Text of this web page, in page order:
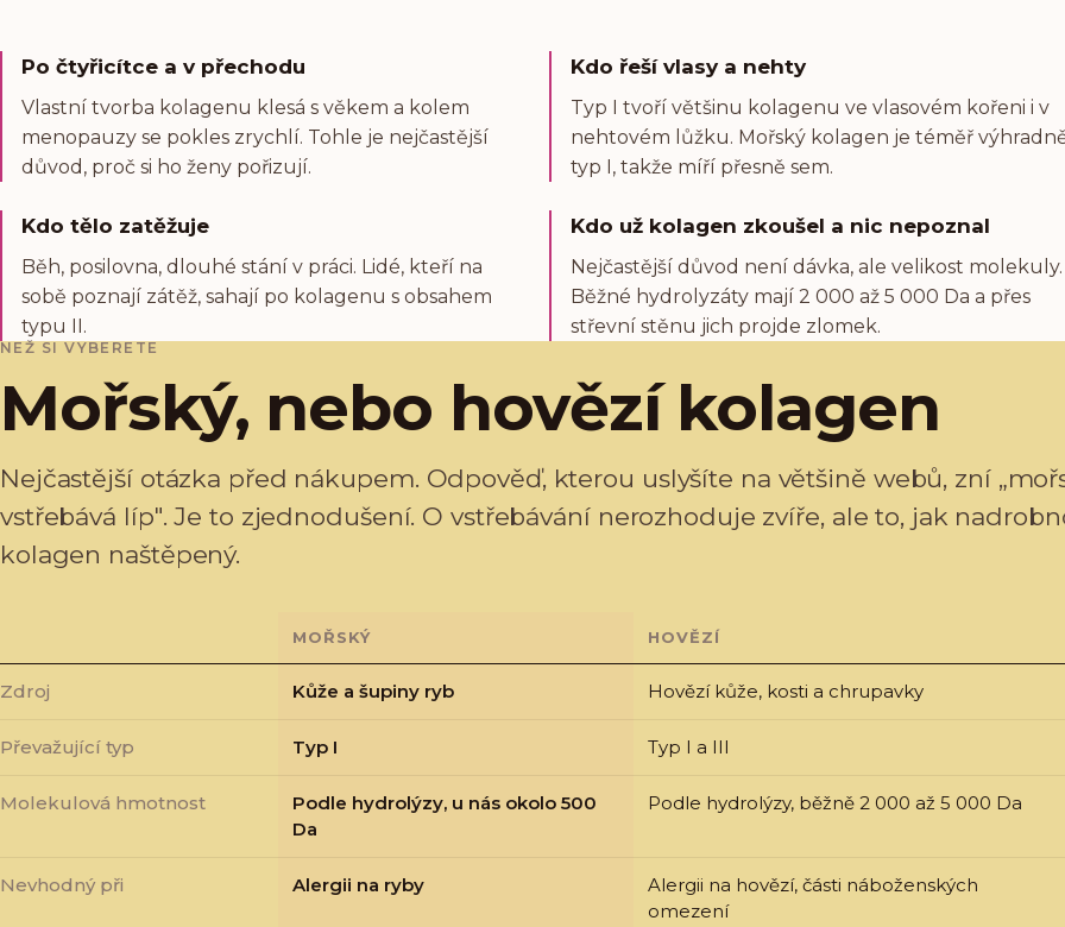
Po čtyřicítce a v přechodu
Vlastní tvorba kolagenu klesá s věkem a kolem
menopauzy se pokles zrychlí. Tohle je nejčastější
důvod, proč si ho ženy pořizují.
Kdo řeší vlasy a nehty
Typ I tvoří většinu kolagenu ve vlasovém kořeni i v
nehtovém lůžku. Mořský kolagen je téměř
typ I, takže míří přesně sem.
Kdo tělo zatěžuje
Běh, posilovna, dlouhé stání v práci. Lidé, kteří na
sobě poznají zátěž, sahají po kolagenu s obsahem
typu II.
Kdo už kolagen zkoušel a nic nepoznal
Nejčastější důvod není dávka, ale velikost molekuly.
Běžné hydrolyzáty mají 2 000 až 5 000 Da a přes
střevní stěnu jich projde zlomek.
NEŽ SI VYBERETE
Mořský, nebo hovězí kolagen
Nejčastější otázka před nákupem. Odpověď, kterou uslyšíte na většině webů, zní
vstřebává líp". Je to zjednodušení. O vstřebávání nerozhoduje zvíře, ale to, jak
kolagen naštěpený.
MOŘSKÝ HOVĚZÍ
Zdroj Kůže a šupiny ryb Hovězí kůže, kosti a chrupavky
Převažující typ Typ I Typ I a III
Molekulová hmotnost
Podle hydrolýzy, u nás okolo 500
Da
Podle hydrolýzy, běžně 2 000 až 5 000 Da
Nevhodný při Alergii na ryby
Alergii na hovězí, části náboženských
omezení